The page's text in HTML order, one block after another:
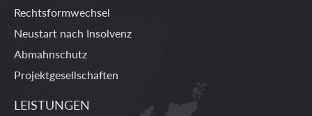
Rechtsformwechsel
Neustart nach Insolvenz
Abmahnschutz
Projektgesellschaften
LEISTUNGEN